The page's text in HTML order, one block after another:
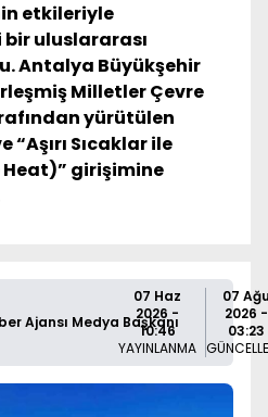
etkileriyle
uluslararası
Antalya Büyükşehir
Milletler Çevre
yürütülen
“Aşırı Sıcaklar ile
girişimine
Ajansı Medya Başkanı
07 Haz
2026 -
10:46
YAYINLANMA
07
2026 -
03:23